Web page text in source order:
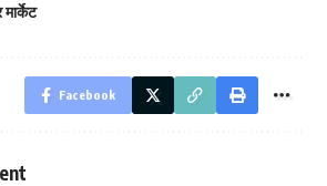
Facebook